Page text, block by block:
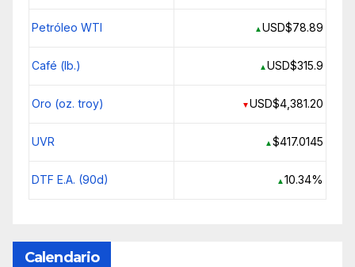
Petróleo WTI ▲USD$78.89
Café (lb.) ▲USD$315.9
Oro (oz. troy) ▼USD$4,381.20
UVR ▲$417.0145
DTF E.A. (90d) ▲10.34%
Calendario